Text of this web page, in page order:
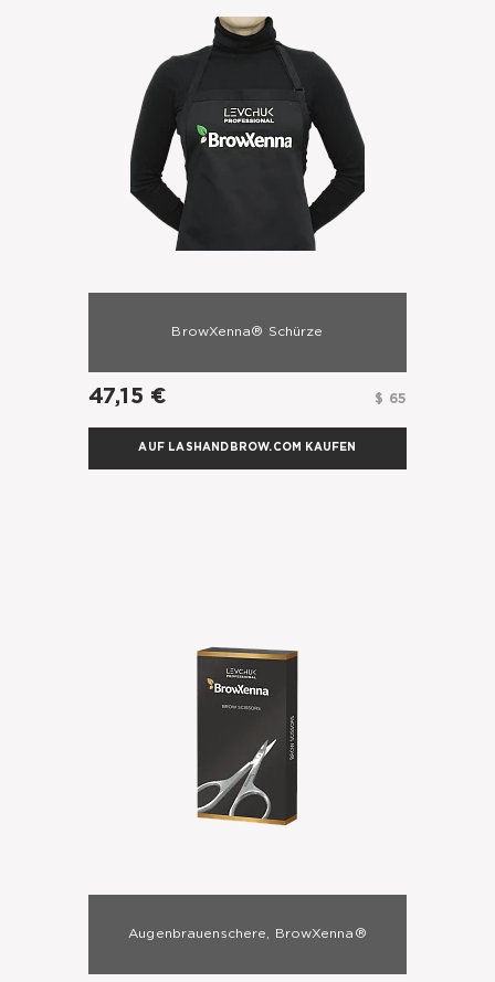
BrowXenna® Schürze
47,15 € $ 65
AUF LASHANDBROW.COM KAUFEN
Augenbrauenschere, BrowXenna®